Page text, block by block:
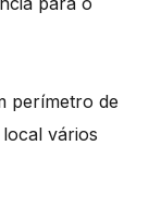
perímetro de
vários